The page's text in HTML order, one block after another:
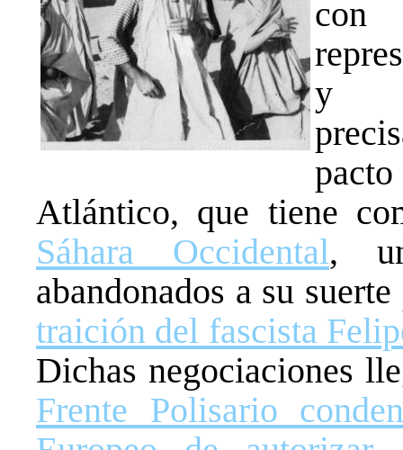
con
y
Atlántico, que tiene
Sáhara Occidental,
abandonados a su
traición del fascista
Dichas negociaciones
Frente Polisario